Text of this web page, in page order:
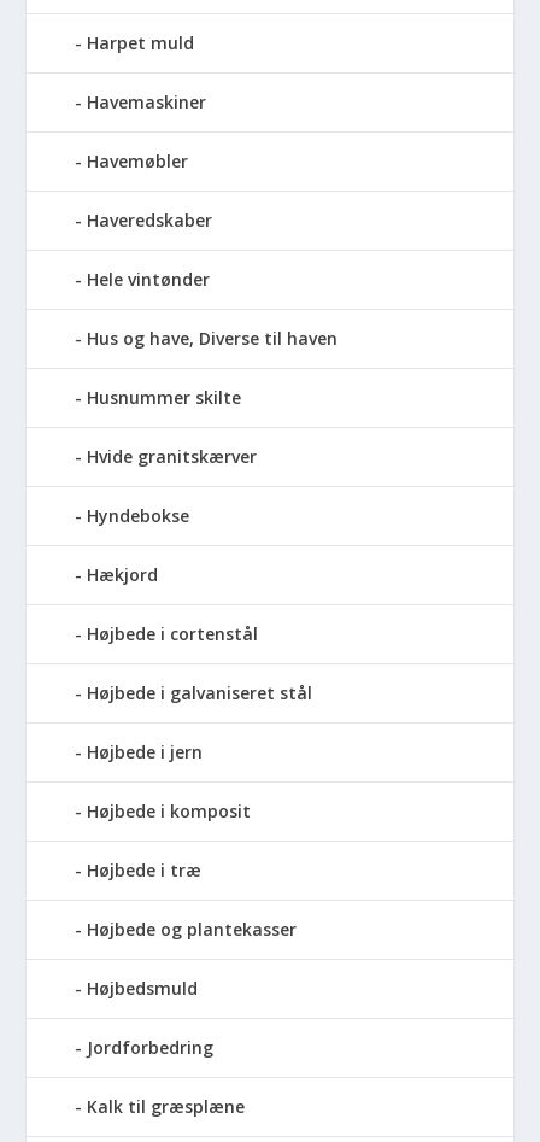
Harpet muld
Havemaskiner
Havemøbler
Haveredskaber
Hele vintønder
Hus og have, Diverse til haven
Husnummer skilte
Hvide granitskærver
Hyndebokse
Hækjord
Højbede i cortenstål
Højbede i galvaniseret stål
Højbede i jern
Højbede i komposit
Højbede i træ
Højbede og plantekasser
Højbedsmuld
Jordforbedring
Kalk til græsplæne